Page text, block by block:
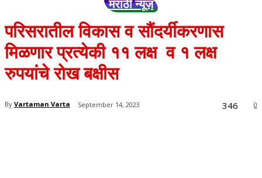
मराठी न्यूज़
परिसरातील विकास व सौंदर्यीकरणास
मिळणार प्रत्येकी ११ लक्ष व १ लक्ष
रुपयांचे रोख बक्षीस
By Vartaman Varta September 14, 2023 0
346